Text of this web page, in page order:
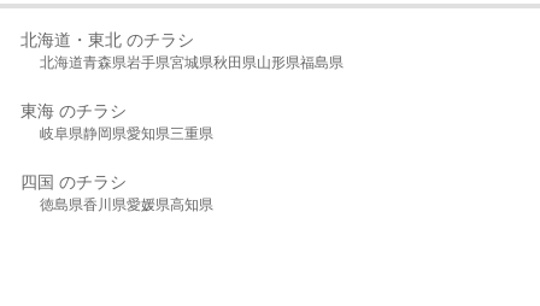
北海道・東北 のチラシ
北海道青森県岩手県宮城県秋田県山形県福島県
東海 のチラシ
岐阜県静岡県愛知県三重県
四国 のチラシ
徳島県香川県愛媛県高知県